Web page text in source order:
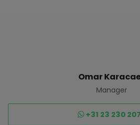
Omar
Manager
+31 23 230